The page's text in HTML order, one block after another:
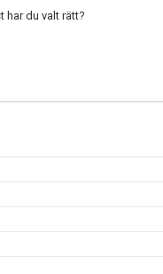
har du valt rätt?